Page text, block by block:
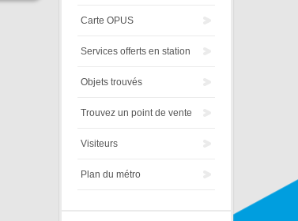
Carte OPUS
Services offerts en station
Objets trouvés
Trouvez un point de vente
Visiteurs
Plan du métro